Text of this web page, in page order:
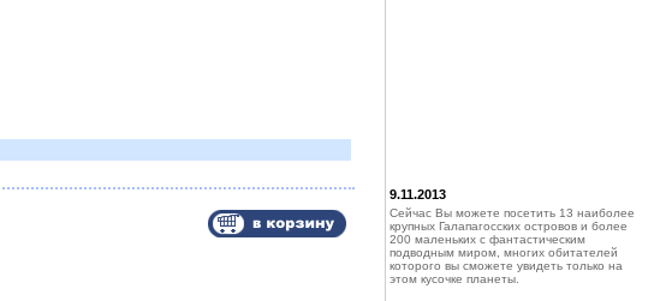
9.11.2013
Сейчас Вы можете посетить 13 наиболее
крупных Галапагосских островов и более
200 маленьких с фантастическим
подводным миром, многих обитателей
которого вы сможете увидеть только на
этом кусочке планеты.